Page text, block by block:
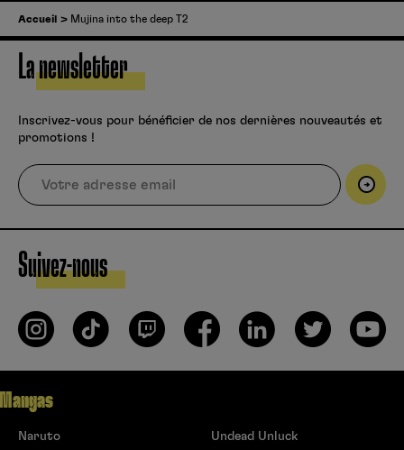
Accueil Mujina into the deep T2
La newsletter
Inscrivez-vous pour bénéficier de nos dernières nouveautés et
promotions !
Suivez-nous
Mangas
Naruto Undead Unluck